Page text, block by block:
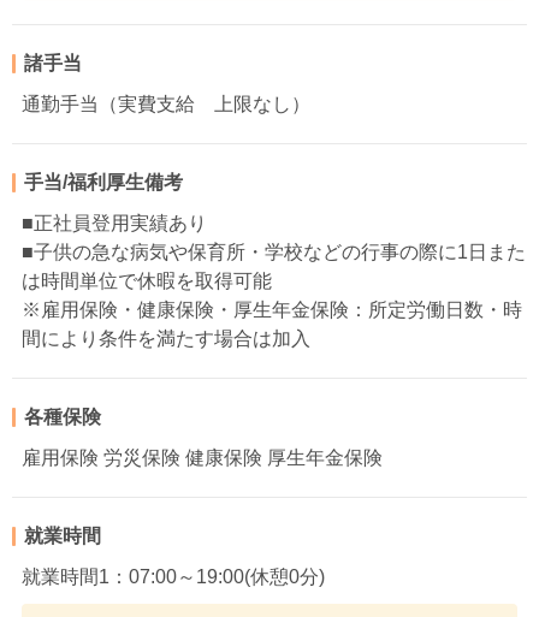
諸手当
通勤手当（実費支給 上限なし）
手当/福利厚生備考
■正社員登用実績あり
■子供の急な病気や保育所・学校などの行事の際に1日また
は時間単位で休暇を取得可能
※雇用保険・健康保険・厚生年金保険：所定労働日数・時
間により条件を満たす場合は加入
各種保険
雇用保険 労災保険 健康保険 厚生年金保険
就業時間
就業時間1：07:00～19:00(休憩0分)